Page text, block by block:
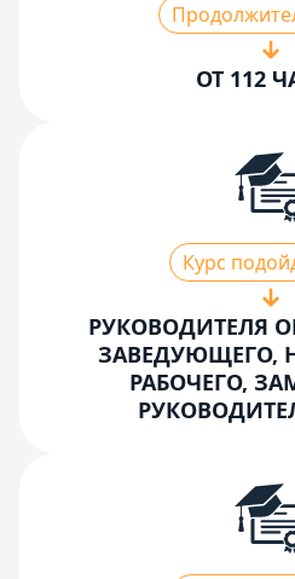
ОТ 112
Курс
РУКОВОДИТЕЛЯ
ЗАВЕДУЮЩЕГО,
РАБОЧЕГО,